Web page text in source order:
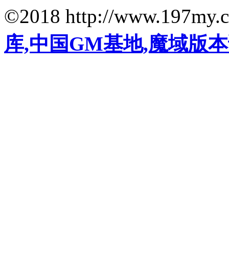
©2018 http://
库,中国GM基地,魔域版